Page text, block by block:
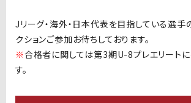
J リーグ・海外・日本代表を目指している選手
クションご参加お待ちしております。
※合格者に関しては第3期U-8プレエリート
す。